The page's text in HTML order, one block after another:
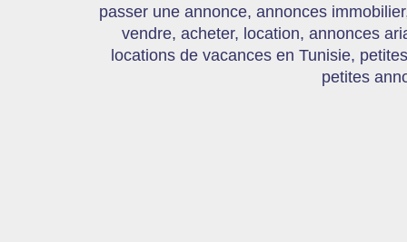
passer une annonce, annonces
vendre, acheter, location, annonces
locations de vacances en Tunisie,
petites